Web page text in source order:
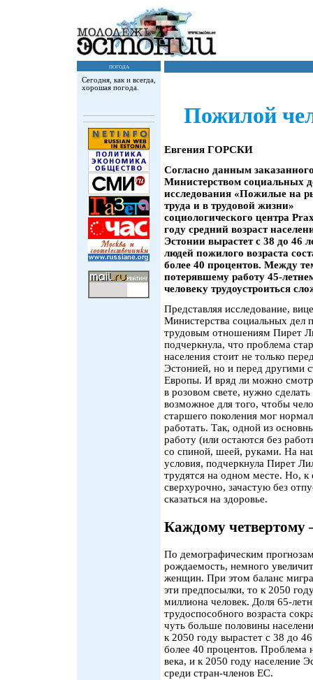
погода
Сегодня, как и всегда,
хорошая погода.
Пожилой
Евгения ГОРСКИ
Согласно данным
Министерством социальных
исследования «Пожилые на
труда и в трудовой жизни»
социологического центра
году средний возраст
Эстонии вырастет с 38 до 46
людей пожилого возраста
более 40 процентов. Между
потерявшему работу 45-
человеку трудоустроиться
Представляя исследование,
Министерства социальных дел
трудовым отношениям Пирет
подчеркнула, что проблема
населения стоит не только
Эстонией, но и перед другими
Европы. И вряд ли можно
в розовом свете, нужно сделать
возможное для того, чтобы
старшего поколения мог
работать. Так, одной из
работу (или остаются без
со спиной, шеей, руками. На
условия, подчеркнула Пирет
трудятся на одном месте. Но,
сверхурочно, зачастую без
сказаться на здоровье.
Каждому четвертому
По демографическим
рождаемость, немного
женщин. При этом баланс
эти предпосылки, то к 2050
миллиона человек. Доля 65-
трудоспособного возраста
чуть больше половины
к 2050 году вырастет с 38 до
более 40 процентов. Проблема
века, и к 2050 году население
среди стран-членов ЕС.